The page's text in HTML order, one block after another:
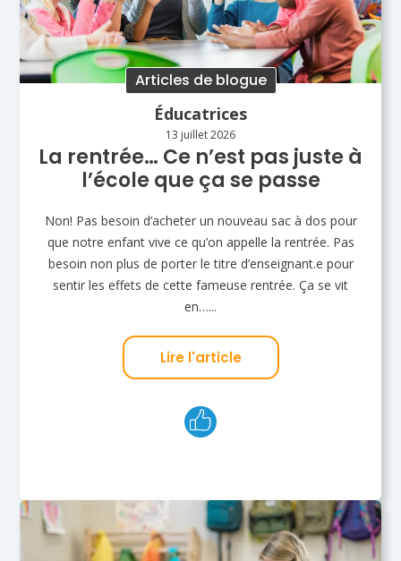
Articles de blogue
Éducatrices
13 juillet 2026
La rentrée… Ce n’est pas juste à
l’école que ça se passe
Non! Pas besoin d’acheter un nouveau sac à dos pour
que notre enfant vive ce qu’on appelle la rentrée. Pas
besoin non plus de porter le titre d’enseignant.e pour
sentir les effets de cette fameuse rentrée. Ça se vit
en…...
Lire l'article